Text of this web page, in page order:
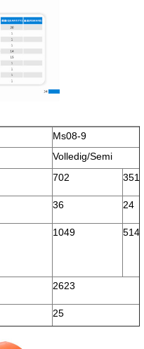
Ms08-9
Volledig/Semi
702 351
36 24
1049 514
2623
25